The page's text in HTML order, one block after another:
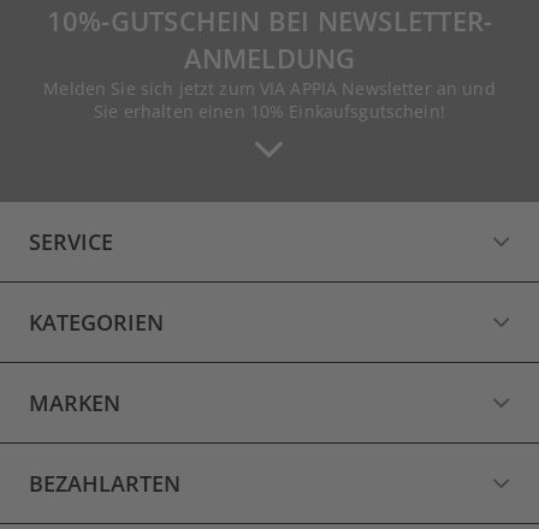
10%-GUTSCHEIN BEI NEWSLETTER-
ANMELDUNG
Melden Sie sich jetzt zum VIA APPIA Newsletter an und
Sie erhalten einen 10% Einkaufsgutschein!
SERVICE
KATEGORIEN
MARKEN
BEZAHLARTEN